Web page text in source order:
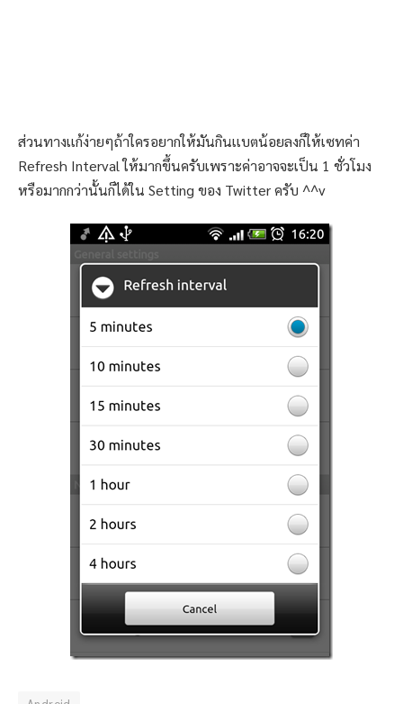
ส่วนทางเเก้ง่ายๆถ้าใครอยากให้มันกินเเบตน้อยลงก็ให้เซทค่า
Refresh Interval ให้มากขึ้นครับเพราะค่าอาจจะเป็น 1 ชั่วโมง
หรือมากกว่านั้นก็ได้ใน Setting ของ Twitter ครับ ^^v